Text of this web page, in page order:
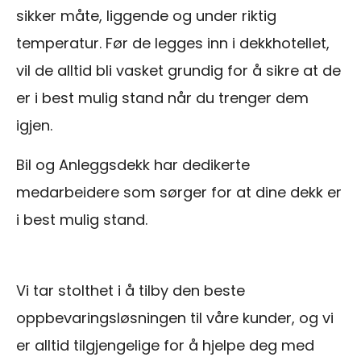
sikker måte, liggende og under riktig
temperatur. Før de legges inn i dekkhotellet,
vil de alltid bli vasket grundig for å sikre at de
er i best mulig stand når du trenger dem
igjen.
Bil og Anleggsdekk har dedikerte
medarbeidere som sørger for at dine dekk er
i best mulig stand.
Vi tar stolthet i å tilby den beste
oppbevaringsløsningen til våre kunder, og vi
er alltid tilgjengelige for å hjelpe deg med